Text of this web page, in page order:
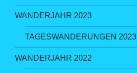
WANDERJAHR 2023
TAGESWANDERUNGEN 2023
WANDERJAHR 2022